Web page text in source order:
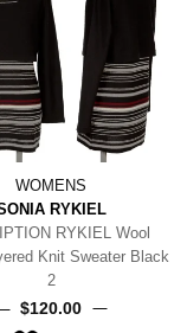
WOMENS
RYKIEL
RYKIEL Wool
Knit Sweater Black
2
$‌120.00